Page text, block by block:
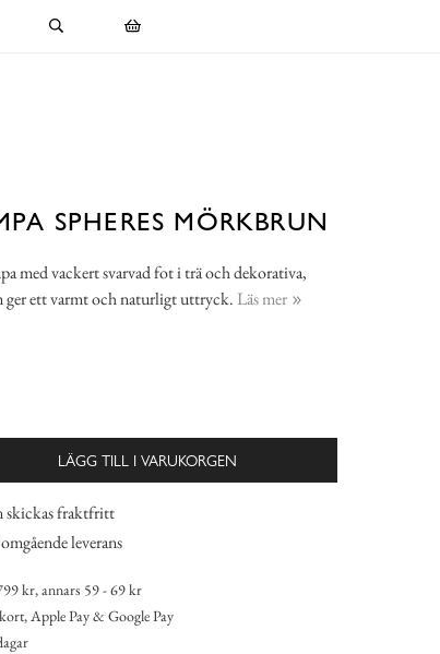
SPHERES MÖRKBRUN
med vackert svarvad fot i trä och dekorativa,
ger ett varmt och naturligt uttryck. Läs mer
LÄGG TILL I VARUKORGEN
skickas fraktfritt
leverans
kr, annars 59 - 69 kr
Apple Pay & Google Pay